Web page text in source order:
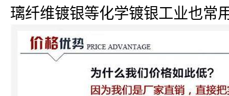
璃纤维镀银等化学镀银工业也常